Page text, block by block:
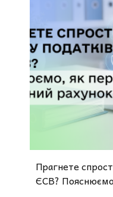
Прагнете
ЄСВ?